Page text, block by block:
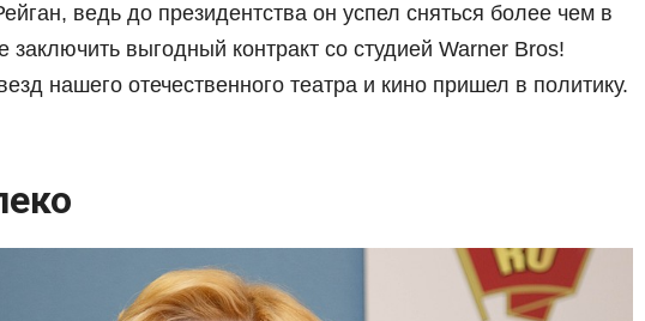
ведь до президентства он успел сняться более чем в
выгодный контракт со студией Warner Bros!
нашего отечественного театра и кино пришел в политику.